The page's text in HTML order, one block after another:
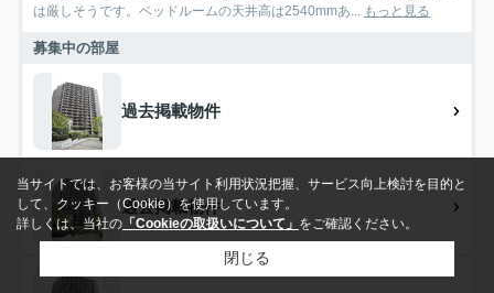
は厳しそうです。ベッドルームの天井高は2540mmあ...
もっと見る
募集中の部屋
過去掲載物件
過去掲載物件
当サイトでは、お客様の当サイト利用状況把握、サービス向上検討を目的と
して、クッキー（Cookie）を使用しています。
詳しくは、当社の 「Cookieの取扱いについて」 をご確認ください。
閉じる